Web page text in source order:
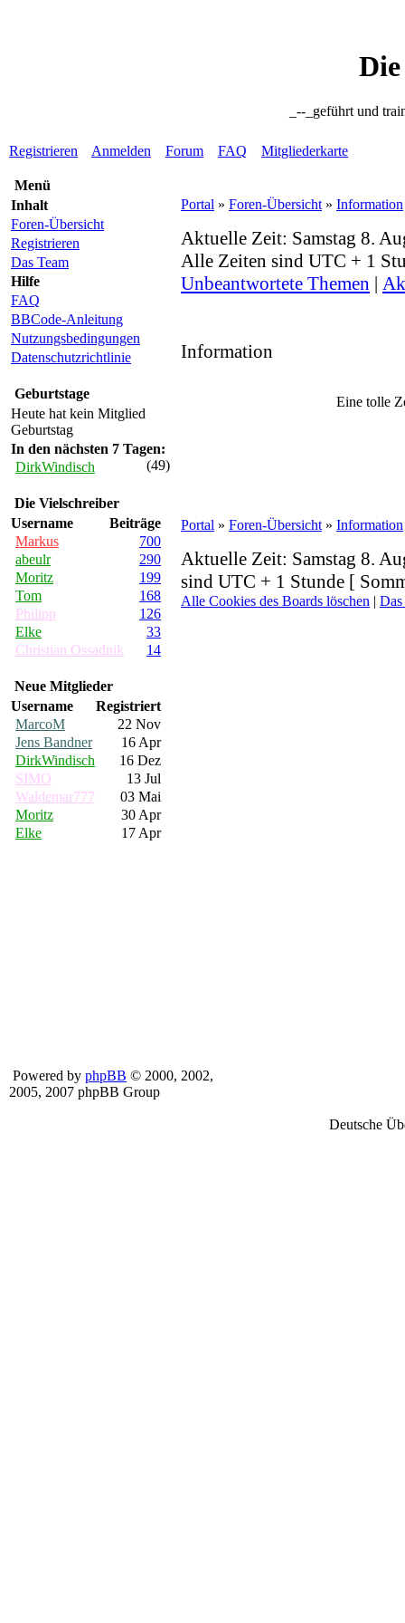
_--_geführt und
Registrieren Anmelden Forum FAQ Mitgliederkarte
Menü
Inhalt
Foren-Übersicht
Registrieren
Das Team
Hilfe
FAQ
BBCode-Anleitung
Nutzungsbedingungen
Datenschutzrichtlinie
Geburtstage
Heute hat kein Mitglied
Geburtstag
In den nächsten 7 Tagen:
DirkWindisch
(49)
Die Vielschreiber
Username
Beiträge
Markus
700
abeulr
290
Moritz
199
Tom
168
Philipp
126
Elke
33
Christian Ossadnik
14
Neue Mitglieder
Username
Registriert
MarcoM
22 Nov
Jens Bandner
16 Apr
DirkWindisch
16 Dez
SIMO
13 Jul
Waldemar777
03 Mai
Moritz
30 Apr
Elke
17 Apr
Portal » Foren-Übersicht » Information
Aktuelle Zeit: Samstag 8.
Alle Zeiten sind UTC + 1
Unbeantwortete Themen |
Information
Eine tolle
Portal » Foren-Übersicht » Information
Aktuelle Zeit: Samstag 8.
sind UTC + 1 Stunde [
Alle Cookies des Boards löschen | Das
Powered by phpBB © 2000, 2002,
2005, 2007 phpBB Group
Deutsche